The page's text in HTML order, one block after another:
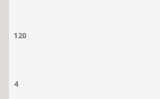
120
4